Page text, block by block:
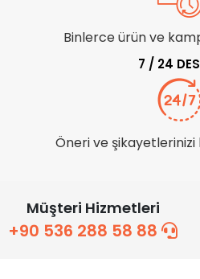
Binlerce ürün ve
7 / 24
Öneri ve şikayetlerinizi
Müşteri Hizmetleri
+90 536 288 58 88